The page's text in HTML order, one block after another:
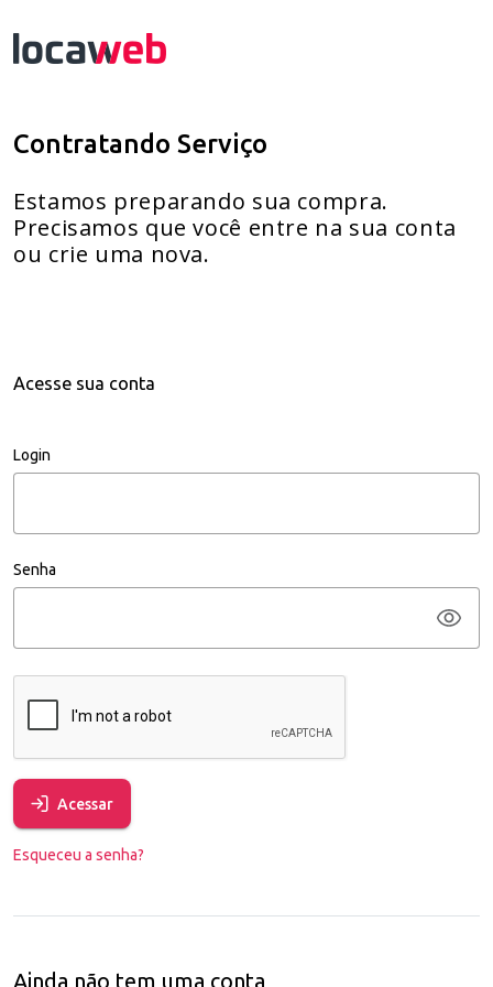
Contratando Serviço
Estamos preparando sua compra.
Precisamos que você entre na sua conta
ou crie uma nova.
Acesse sua conta
Login
Senha
Acessar
Esqueceu a senha?
Ainda não tem uma conta